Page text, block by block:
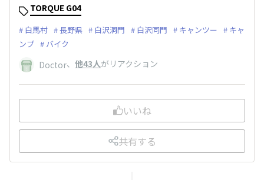
TORQUE G04
白馬村 長野県 白沢洞門 白沢同門 キャンツー
キャ
ンプ
バイク
Doctor、 他43人がリアクション
いいね
共有する